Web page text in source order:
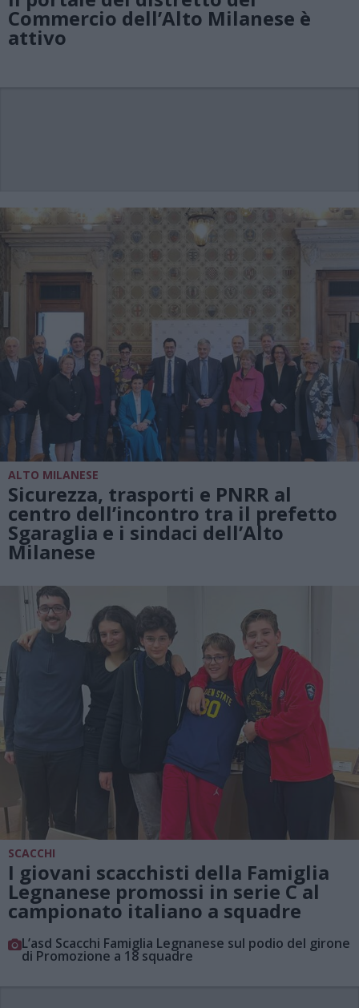
Commercio dell’Alto Milanese è
attivo
ALTO MILANESE
Sicurezza, trasporti e PNRR al
centro dell’incontro tra il prefetto
Sgaraglia e i sindaci dell’Alto
Milanese
SCACCHI
I giovani scacchisti della Famiglia
Legnanese promossi in serie C al
campionato italiano a squadre
L’asd Scacchi Famiglia Legnanese sul podio del girone
di Promozione a 18 squadre